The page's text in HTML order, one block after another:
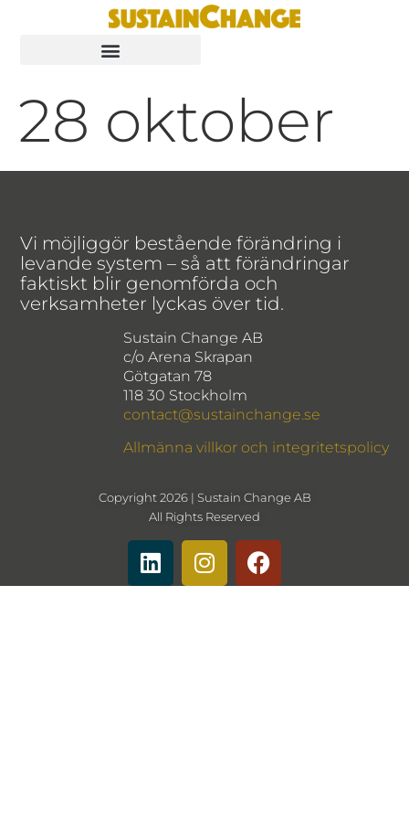
28 oktober
Vi möjliggör bestående förändring i
levande system – så att förändringar
faktiskt blir genomförda och
verksamheter lyckas över tid.
Sustain Change AB
c/o Arena Skrapan
Götgatan 78
118 30 Stockholm
contact@sustainchange.se
Allmänna villkor och integritetspolicy
Copyright 2026 | Sustain Change AB
All Rights Reserved